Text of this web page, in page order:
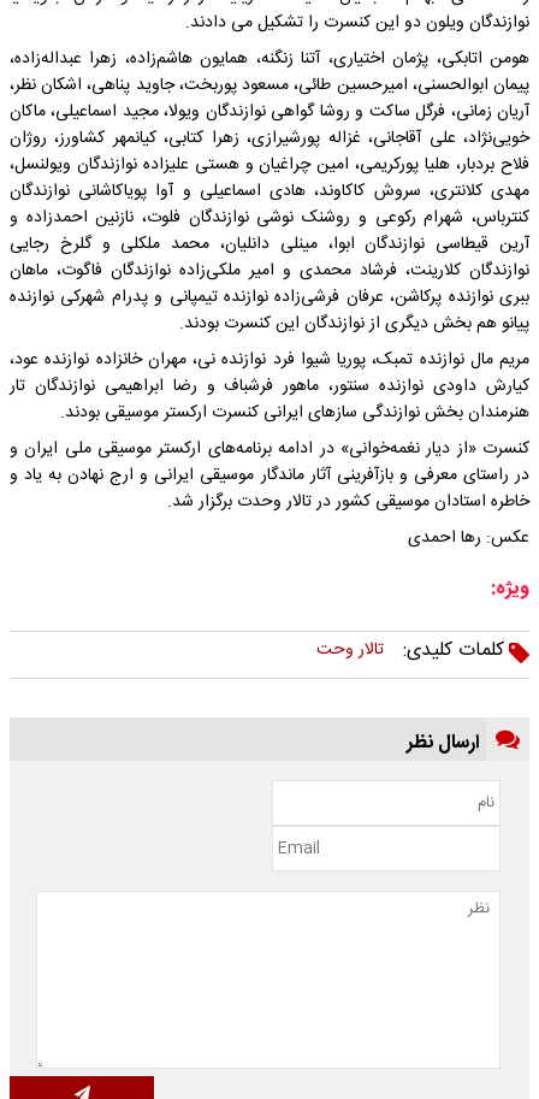
نوازندگان ویلون دو این کنسرت را تشکیل می دادند.
هومن اتابکی، پژمان اختیاری، آتنا زنگنه، همایون هاشم‌زاده، زهرا عبداله‌زاده،
پیمان ابوالحسنی، امیرحسین طائی، مسعود پوربخت، جاوید پناهی، اشکان نظر،
آریان زمانی، فرگل ساکت و روشا گواهی نوازندگان ویولا، مجید اسماعیلی، ماکان
خویی‌نژاد، علی آقاجانی، غزاله پورشیرازی، زهرا کتابی، کیانمهر کشاورز، روژان
فلاح بردبار، هلیا پورکریمی، امین چراغیان و هستی علیزاده نوازندگان ویولنسل،
مهدی کلانتری، سروش کاکاوند، هادی اسماعیلی و آوا پویاکاشانی نوازندگان
کنترباس، شهرام رکوعی و روشنک نوشی نوازندگان فلوت، نازنین احمدزاده و
آرین قیطاسی نوازندگان ابوا، مینلی دانلیان، محمد ملکلی و گلرخ رجایی
نوازندگان کلارینت، فرشاد محمدی و امیر ملکی‌زاده نوازندگان فاگوت، ماهان
ببری نوازنده پرکاشن، عرفان فرشی‌زاده نوازنده تیمپانی و پدرام شهرکی نوازنده
پیانو هم بخش دیگری از نوازندگان این کنسرت بودند.
مریم مال نوازنده تمبک، پوریا شیوا فرد نوازنده نی، مهران خانزاده نوازنده عود،
کیارش داودی نوازنده سنتور، ماهور فرشباف و رضا ابراهیمی نوازندگان تار
هنرمندان بخش نوازندگی سازهای ایرانی کنسرت ارکستر موسیقی بودند.
کنسرت «از دیار نغمه‌خوانی» در ادامه برنامه‌های ارکستر موسیقی ملی ایران و
در راستای معرفی و بازآفرینی آثار ماندگار موسیقی ایرانی و ارج نهادن به یاد و
خاطره استادان موسیقی کشور در تالار وحدت برگزار شد.
عکس: رها احمدی
ویژه:
کلمات کلیدی:
تالار وحت
ارسال نظر